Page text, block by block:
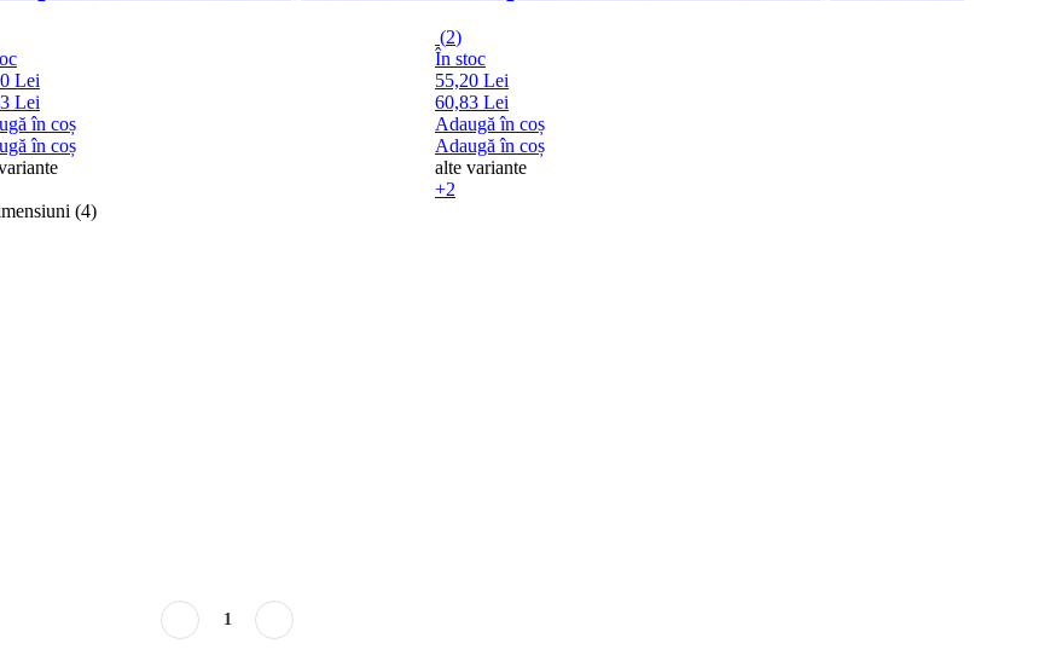
Lei
Lei
în coș
în coș
(4)
(2)
În stoc
55,20 Lei
60,83 Lei
Adaugă în coș
Adaugă în coș
alte variante
+2
1